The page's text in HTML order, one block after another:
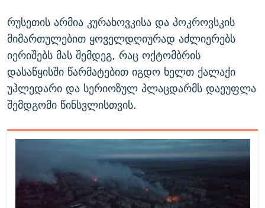
რუსეთის არმია კურახოვკისა და პოკროვსკის
მიმართულებით ყოველდღიურად აძლიერებს
იერიშებს მას შემდეგ, რაც ოქტომბრის
დასაწყისში წარმატებით იგდო ხელთ ქალაქი
უჰლედარი და სერიოზულ პლაცდარმს დაეუფლა
შემდგომი წინსვლისთვის.